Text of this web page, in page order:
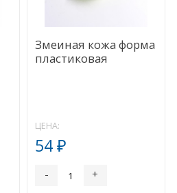
Змеиная кожа форма
пластиковая
ЦЕНА:
54 ₽
- +